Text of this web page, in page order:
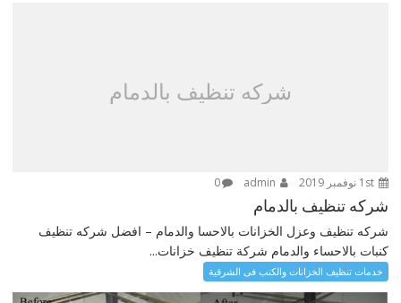
شركه تنظيف بالدمام
1st نوفمبر 2019 0
شركه تنظيف بالدمام
شركه تنظيف وعزل الخزانات بالاحسا والدمام – افضل شركه تنظيف
كنبات بالاحساء والدمام شركة تنظيف خزانات...
خدمات تنظيف الخزانات والكنب فى الشرقية